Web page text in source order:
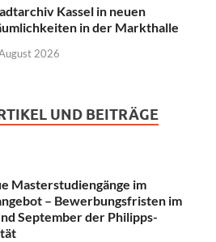
Kassel in neuen
in der Markthalle
2026
UND BEITRÄGE
Masterstudiengänge im
– Bewerbungsfristen im
September der Philipps-